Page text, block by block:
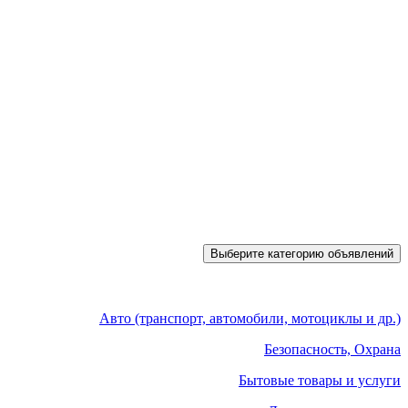
Выберите категорию объявлений
Авто (транспорт, автомобили, мотоциклы и др.)
Безопасность, Охрана
Бытовые товары и услуги